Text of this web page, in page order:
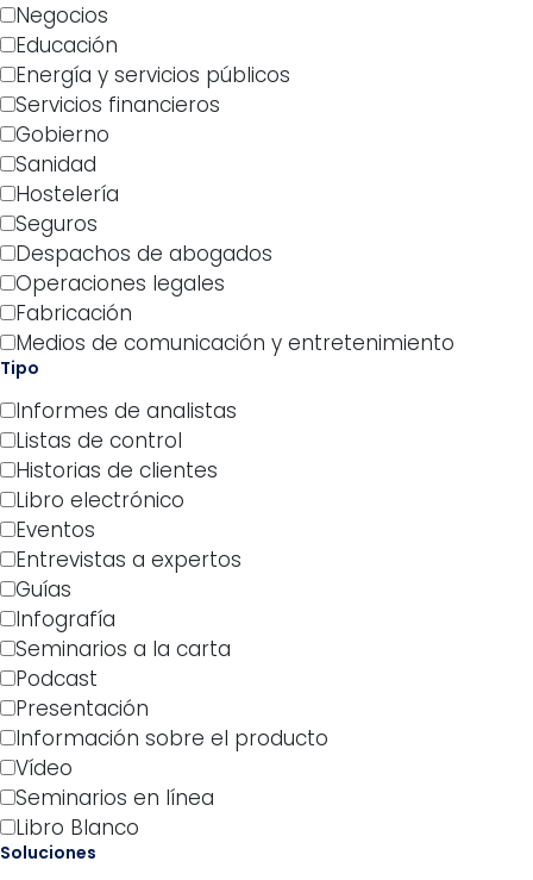
Negocios
Educación
Energía y servicios públicos
Servicios financieros
Gobierno
Sanidad
Hostelería
Seguros
Despachos de abogados
Operaciones legales
Fabricación
Medios de comunicación y entretenimiento
Tipo
Informes de analistas
Listas de control
Historias de clientes
Libro electrónico
Eventos
Entrevistas a expertos
Guías
Infografía
Seminarios a la carta
Podcast
Presentación
Información sobre el producto
Vídeo
Seminarios en línea
Libro Blanco
Soluciones